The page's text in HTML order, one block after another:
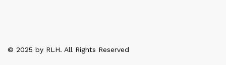
© 2025 by RLH. All Rights Reserved